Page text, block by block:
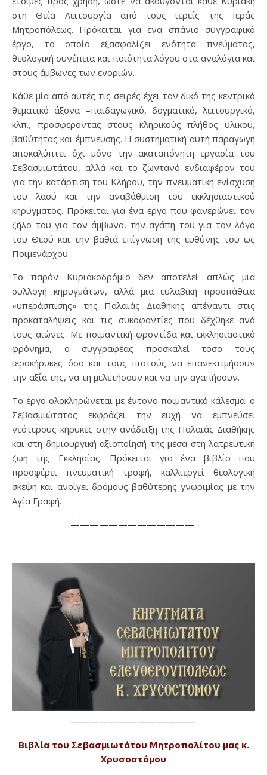
στη Θεία Λειτουργία από τους ιερείς της Ιεράς
Μητροπόλεως. Πρόκειται για ένα σπάνιο συγγραφικό
έργο, το οποίο εξασφαλίζει ενότητα πνεύματος,
θεολογική συνέπεια και ποιότητα λόγου στα αναλόγια και
στους άμβωνες των ενοριών.
Κάθε μία από αυτές τις σειρές έχει τον δικό της κεντρικό
θεματικό άξονα –παιδαγωγικό, δογματικό, λειτουργικό,
κλπ., προσφέροντας στους κληρικούς πλήθος υλικού,
βαθύτητας και έμπνευσης. Η συστηματική αυτή παραγωγή
αποκαλύπτει όχι μόνο την ακαταπόνητη εργασία του
Σεβασμιωτάτου, αλλά και το ζωντανό ενδιαφέρον του
για την κατάρτιση του Κλήρου, την πνευματική ενίσχυση
του λαού και την αναβάθμιση του εκκλησιαστικού
κηρύγματος. Πρόκειται για ένα έργο που φανερώνει τον
ζήλο του για τον άμβωνα, την αγάπη του για τον λόγο
του Θεού και την βαθιά επίγνωση της ευθύνης του ως
Ποιμενάρχου.
Το παρόν Κυριακοδρόμιο δεν αποτελεί απλώς μια
συλλογή κηρυγμάτων, αλλά μια ευλαβική προσπάθεια
«υπεράσπισης» της Παλαιάς Διαθήκης απέναντι στις
προκαταλήψεις και τις συκοφαντίες που δέχθηκε ανά
τους αιώνες. Με ποιμαντική φροντίδα και εκκλησιαστικό
φρόνημα, ο συγγραφέας προσκαλεί τόσο τους
ιεροκήρυκες όσο και τους πιστούς να επανεκτιμήσουν
την αξία της, να τη μελετήσουν και να την αγαπήσουν.
Το έργο ολοκληρώνεται με έντονο ποιμαντικό κάλεσμα· ο
Σεβασμιώτατος εκφράζει την ευχή να εμπνεύσει
νεότερους κήρυκες στην ανάδειξη της Παλαιάς Διαθήκης
και στη δημιουργική αξιοποίησή της μέσα στη λατρευτική
ζωή της Εκκλησίας. Πρόκειται για ένα βιβλίο που
προσφέρει πνευματική τροφή, καλλιεργεί θεολογική
σκέψη και ανοίγει δρόμους βαθύτερης γνωριμίας με την
Αγία Γραφή.
—————————————
—————————————
Βιβλία του Σεβασμιωτάτου Μητροπολίτου μας κ.
Χρυσοστόμου